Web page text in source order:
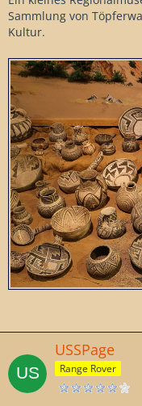
Sammlung von
Kultur.
USSPage
Range Rover